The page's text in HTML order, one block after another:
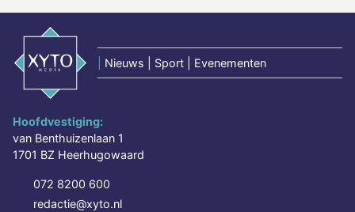
Nieuws | Sport | Evenementen
Hoofdvestiging:
van Benthuizenlaan 1
1701 BZ Heerhugowaard
072 8200 600
redactie@xyto.nl